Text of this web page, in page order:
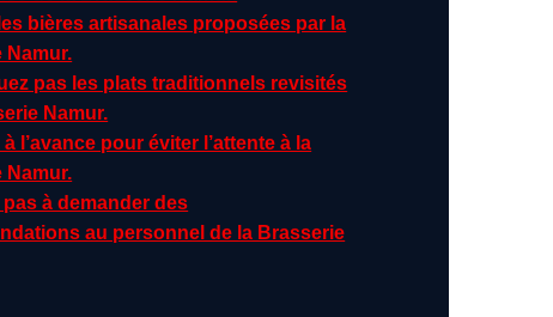
bières artisanales proposées par la
Namur.
pas les plats traditionnels revisités
Namur.
à l’avance pour éviter l’attente à la
Namur.
pas à demander des
au personnel de la Brasserie